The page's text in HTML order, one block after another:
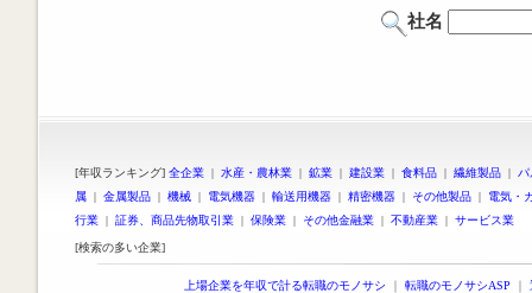
社名
[年収ランキング] 全企業 | 水産・農林業 | 鉱業 | 建設業 | 食料品 | 繊維製品 |
属 | 金属製品 | 機械 | 電気機器 | 輸送用機器 | 精密機器 | その他製品 | 電気・
行業 | 証券、商品先物取引業 | 保険業 | その他金融業 | 不動産業 | サービス業
[検索の多い企業]
上場企業を年収で計る転職のモノサシ ｜ 転職のモノサシASP ｜